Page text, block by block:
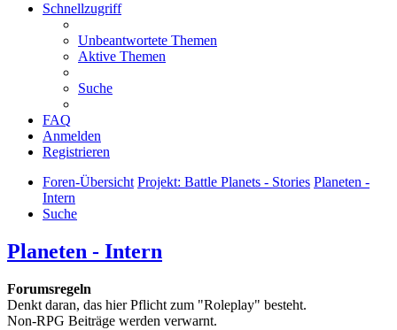
Schnellzugriff
Unbeantwortete Themen
Aktive Themen
Suche
FAQ
Anmelden
Registrieren
Foren-Übersicht Projekt: Battle Planets - Stories Planeten -
Intern
Suche
Planeten - Intern
Forumsregeln
Denkt daran, das hier Pflicht zum "Roleplay" besteht.
Non-RPG Beiträge werden verwarnt.